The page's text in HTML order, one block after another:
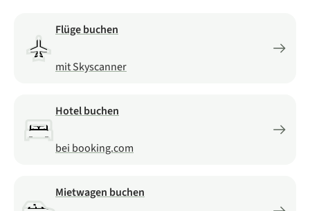
Flüge buchen
mit Skyscanner
Hotel buchen
bei booking.com
Mietwagen buchen